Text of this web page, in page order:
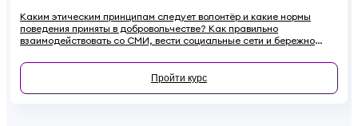
Каким этическим принципам следует волонтёр и какие нормы
поведения приняты в добровольчестве? Как правильно
взаимодействовать со СМИ, вести социальные сети и бережно
репутации? Если вы хотите стать осознанным и ответственным
волонтёром, этот онлайн-курс для вас.
Пройти курс